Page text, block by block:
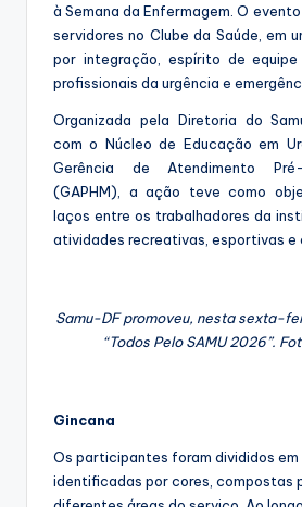
à Semana da Enfermagem. O
servidores no Clube da Saúde, em
por integração, espírito de
profissionais da urgência e
Organizada pela Diretoria do
com o Núcleo de Educação em
Gerência de Atendimento
(GAPHM), a ação teve como
laços entre os trabalhadores da
atividades recreativas, esportivas e
Samu-DF promoveu, nesta sexta-
“Todos Pelo SAMU 2026”.
Gincana
Os participantes foram divididos em
identificadas por cores, compostas